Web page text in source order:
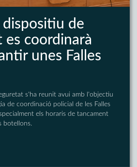
de
es coordinarà
unes Falles
s'ha reunit avui amb l'objectiu
de coordinació policial de les Falles
els horaris de tancament
botellons.